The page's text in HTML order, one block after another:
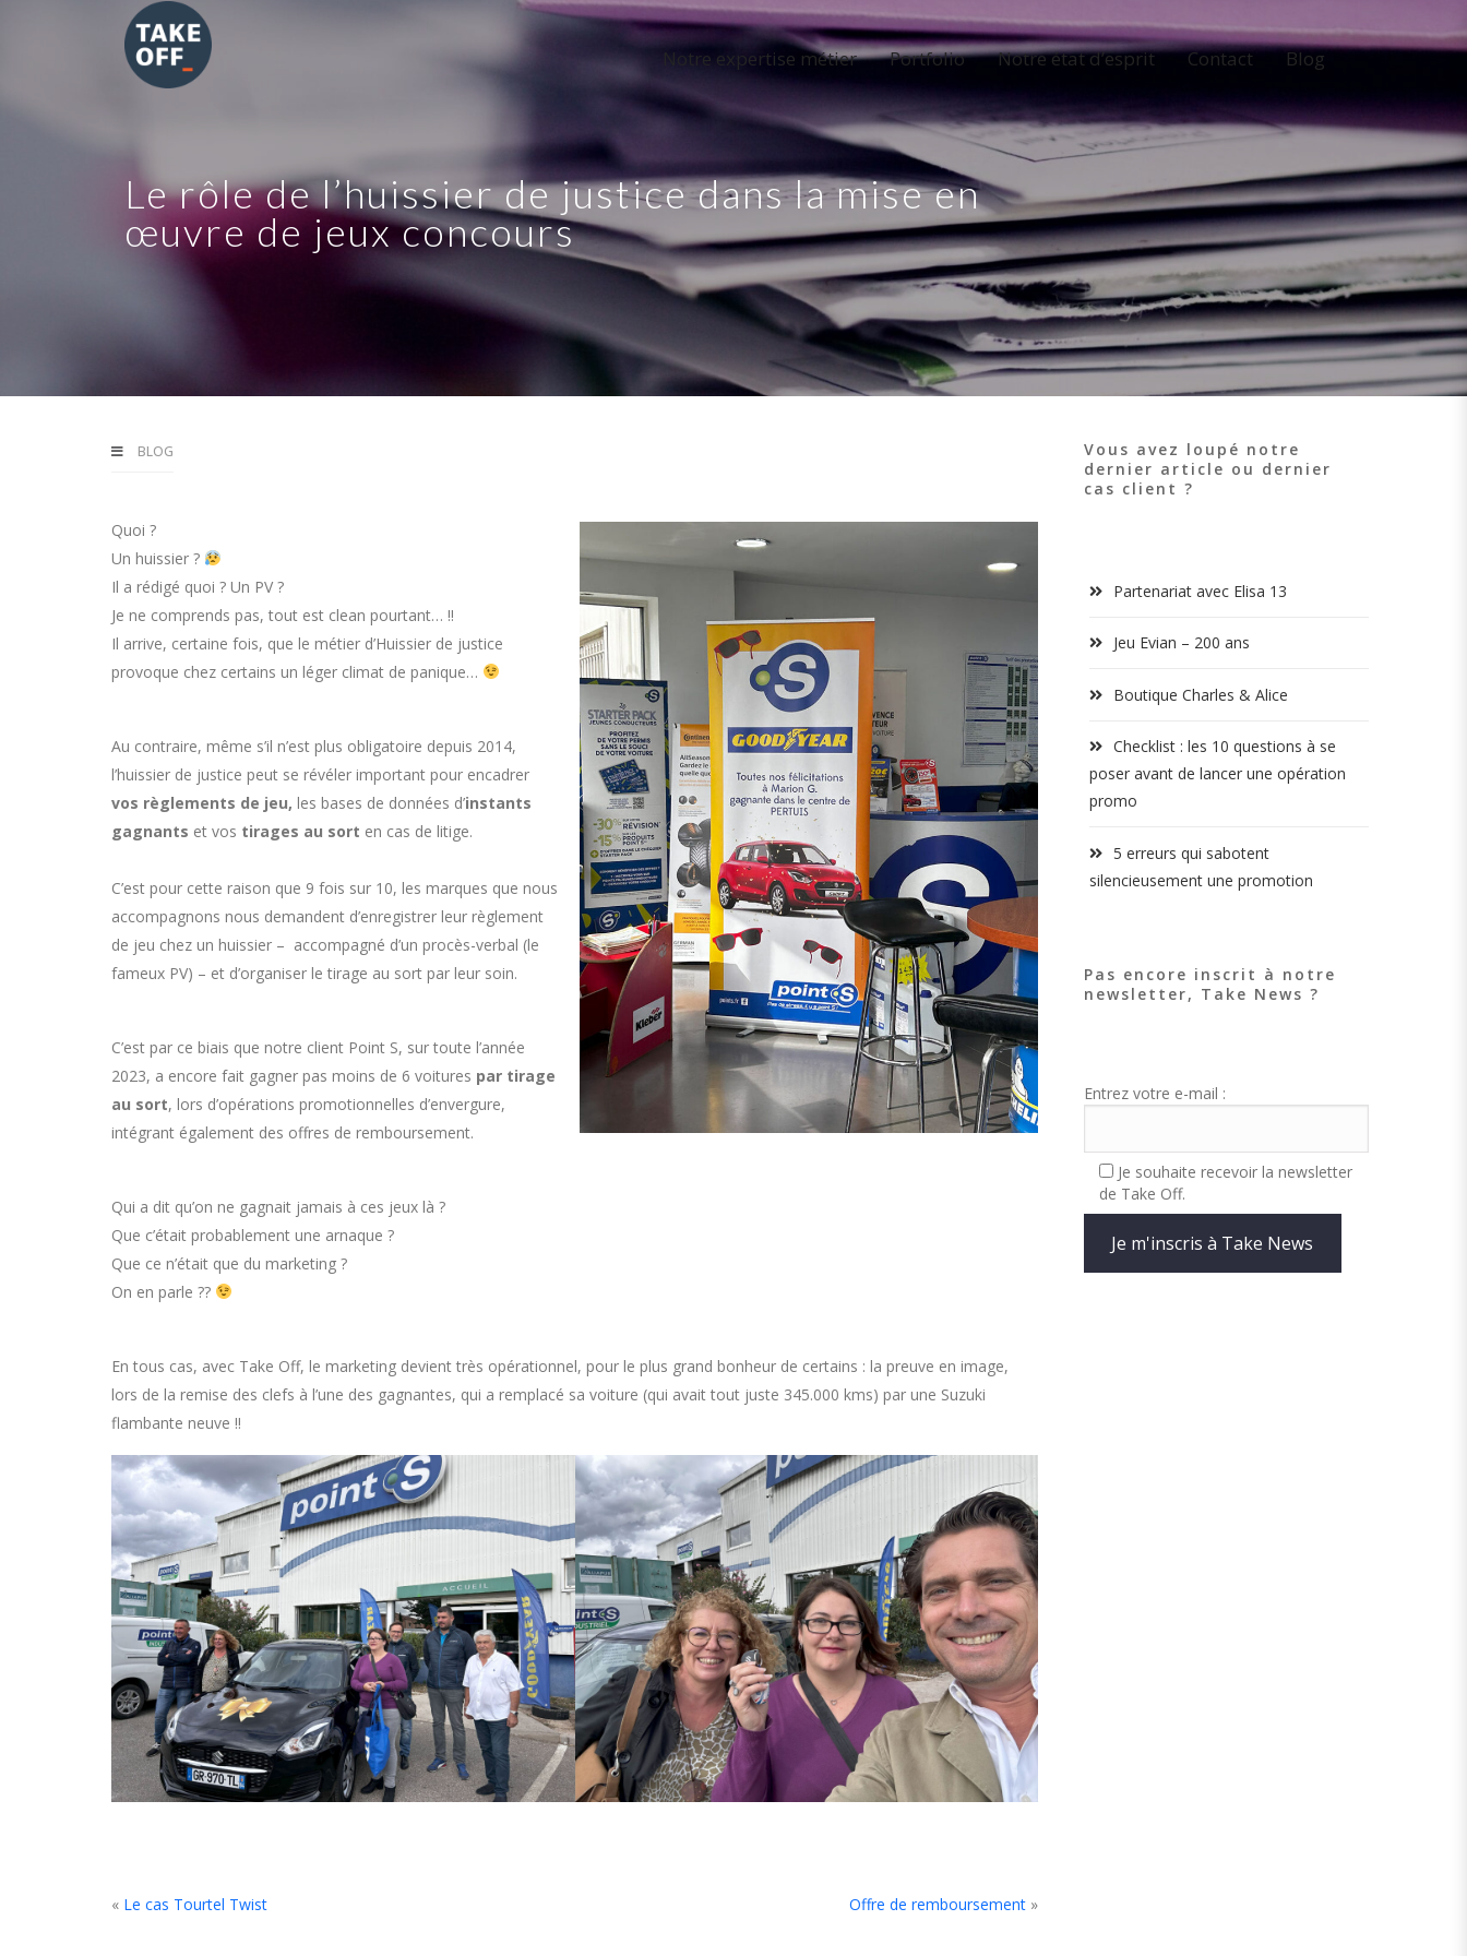
Notre expertise métier Portfolio Notre état d’esprit Contact Blog
Le rôle de l’huissier de justice dans la mise en
œuvre de jeux concours
BLOG
Quoi ?
Un huissier ?
Il a rédigé quoi ? Un PV ?
Je ne comprends pas, tout est clean pourtant… !!
Il arrive, certaine fois, que le métier d’Huissier de justice
provoque chez certains un léger climat de panique…
Au contraire, même s’il n’est plus obligatoire depuis 2014,
l’huissier de justice peut se révéler important pour encadrer
vos règlements de jeu, les bases de données d’instants
gagnants et vos tirages au sort en cas de litige.
C’est pour cette raison que 9 fois sur 10, les marques que nous
accompagnons nous demandent d’enregistrer leur règlement
de jeu chez un huissier – accompagné d’un procès-verbal (le
fameux PV) – et d’organiser le tirage au sort par leur soin.
C’est par ce biais que notre client Point S, sur toute l’année
2023, a encore fait gagner pas moins de 6 voitures par tirage
au sort, lors d’opérations promotionnelles d’envergure,
intégrant également des offres de remboursement.
Qui a dit qu’on ne gagnait jamais à ces jeux là ?
Que c’était probablement une arnaque ?
Que ce n’était que du marketing ?
On en parle ??
En tous cas, avec Take Off, le marketing devient très opérationnel, pour le plus grand bonheur de certains : la preuve en image,
lors de la remise des clefs à l’une des gagnantes, qui a remplacé sa voiture (qui avait tout juste 345.000 kms) par une Suzuki
flambante neuve !!
« Le cas Tourtel Twist Offre de remboursement »
Vous avez loupé notre
dernier article ou dernier
cas client ?
Partenariat avec Elisa 13
Jeu Evian – 200 ans
Boutique Charles & Alice
Checklist : les 10 questions à se
poser avant de lancer une opération
promo
5 erreurs qui sabotent
silencieusement une promotion
Pas encore inscrit à notre
newsletter, Take News ?
Entrez votre e-mail :
Je souhaite recevoir la newsletter
de Take Off.